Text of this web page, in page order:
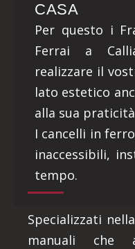
CASA
Per questo i
Ferrai a
realizzare il
lato estetico
alla sua
I cancelli in
inaccessibili,
tempo.
Specializzati
manuali che